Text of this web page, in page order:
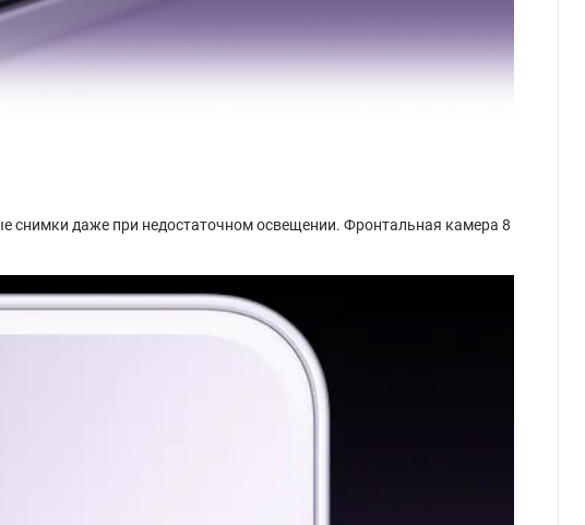
снимки даже при недостаточном освещении. Фронтальная камера 8